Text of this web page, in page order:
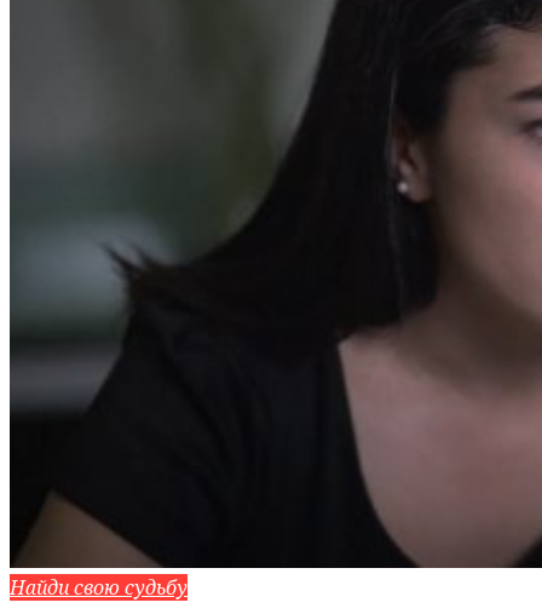
Найди свою судьбу